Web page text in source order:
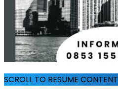
SCROLL TO RESUME CONTENT